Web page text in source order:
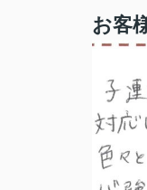
お客